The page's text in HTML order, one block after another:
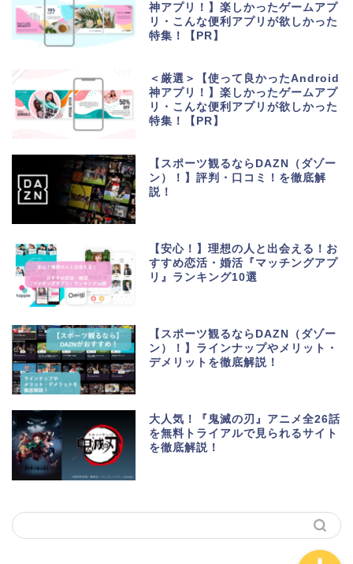
神アプリ！】楽しかったゲームアプ
リ・こんな便利アプリが欲しかった
特集！【PR】
＜厳選＞【使って良かったAndroid
神アプリ！】楽しかったゲームアプ
リ・こんな便利アプリが欲しかった
特集！【PR】
【スポーツ観るならDAZN（ダゾー
ン）！】評判・口コミ！を徹底解
説！
【安心！】理想の人と出会える！お
すすめ恋活・婚活『マッチングアプ
リ』ランキング10選
【スポーツ観るならDAZN（ダゾー
ン）！】ラインナップやメリット・
デメリットを徹底解説！
大人気！『鬼滅の刃』アニメ全26話
を無料トライアルで見られるサイト
を徹底解説！
アプリ
ポイントサイト・お小遣
美容・健康・マッチング
動画・マンガ配信サービ